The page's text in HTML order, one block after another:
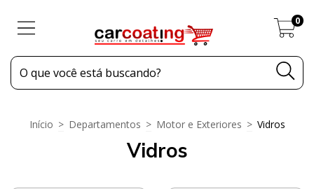
0
Início > Departamentos > Motor e Exteriores > Vidros
Vidros